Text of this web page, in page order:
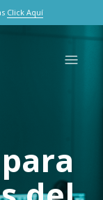
Click Aquí